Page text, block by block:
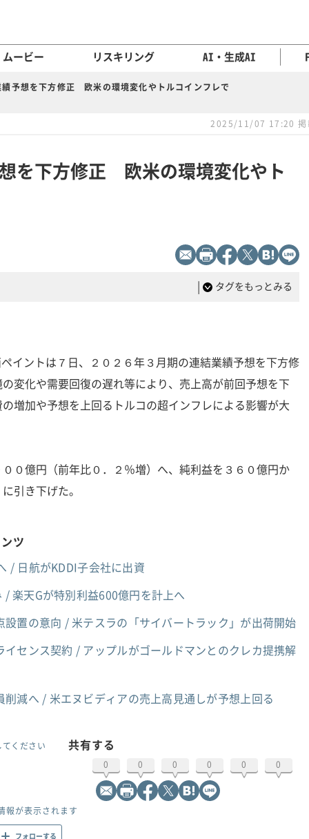
ムービー リスキリング AI・生成AI
績予想を下方修正 欧米の環境変化やトルコインフレで
2025/11/07 17:20 掲
を下方修正 欧米の環境変化やト
| タグをもっとみる
ントは７日、２０２６年３月期の連結業績予想を下方修
変化や需要回復の遅れ等により、売上高が前回予想を下
増加や予想を上回るトルコの超インフレによる影響が大
０億円（前年比０．２％増）へ、純利益を３６０億円か
引き下げた。
ツ
/ 日航がKDDI子会社に出資
楽天Gが特別利益600億円を計上へ
置の意向 / 米テスラの「サイバートラック」が出荷開始
センス契約 / アップルがゴールドマンとのクレカ提携解
削減へ / 米エヌビディアの売上高見通しが予想上回る
ください 共有する
0 0 0 0 0 0
報が表示されます
フォローする